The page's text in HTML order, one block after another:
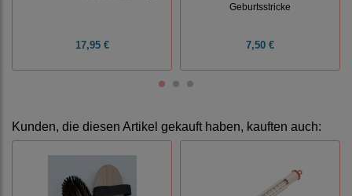
17,95 €
Geburtsstricke
7,50 €
Kunden, die diesen Artikel gekauft haben, kauften auch: